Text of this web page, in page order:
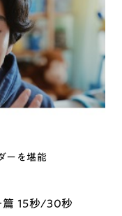
ーを堪能
篇 15秒/30秒